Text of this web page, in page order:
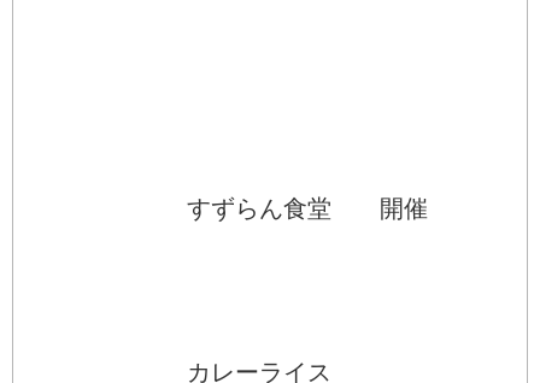
すずらん食堂 開催
カレーライス